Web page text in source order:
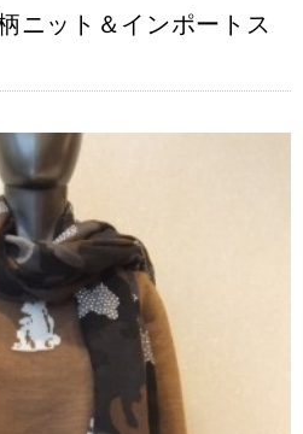
ニット＆インポートス